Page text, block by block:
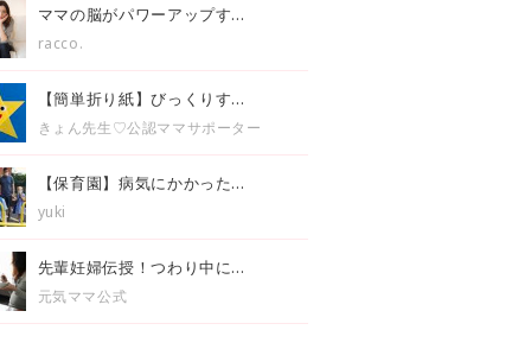
ママの脳がパワーアップす...
racco.
【簡単折り紙】びっくりす...
きょん先生♡公認ママサポーター
【保育園】病気にかかった...
yuki
先輩妊婦伝授！つわり中に...
元気ママ公式